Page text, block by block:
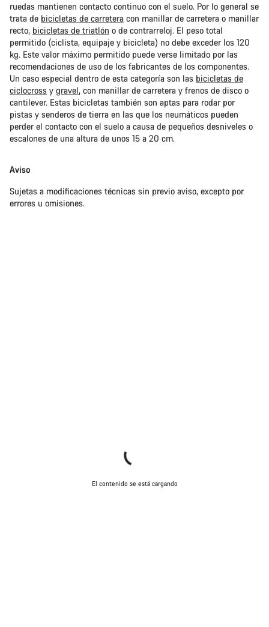
ruedas mantienen contacto continuo con el suelo. Por lo general se
trata de bicicletas de carretera con manillar de carretera o manillar
recto, bicicletas de triatlón o de contrarreloj. El peso total
permitido (ciclista, equipaje y bicicleta) no debe exceder los 120
kg. Este valor máximo permitido puede verse limitado por las
recomendaciones de uso de los fabricantes de los componentes.
Un caso especial dentro de esta categoría son las bicicletas de
ciclocross y gravel, con manillar de carretera y frenos de disco o
cantilever. Estas bicicletas también son aptas para rodar por
pistas y senderos de tierra en las que los neumáticos pueden
perder el contacto con el suelo a causa de pequeños desniveles o
escalones de una altura de unos 15 a 20 cm.
Aviso
Sujetas a modificaciones técnicas sin previo aviso, excepto por
errores u omisiones.
El contenido se está cargando